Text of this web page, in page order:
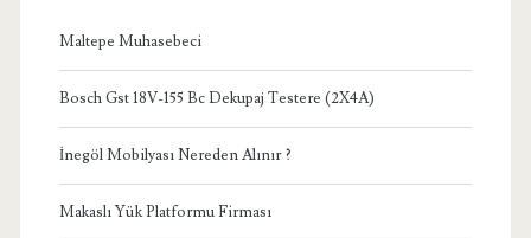
Maltepe Muhasebeci
Bosch Gst 18V-155 Bc Dekupaj Testere (2X4A)
İnegöl Mobilyası Nereden Alınır ?
Makaslı Yük Platformu Firması